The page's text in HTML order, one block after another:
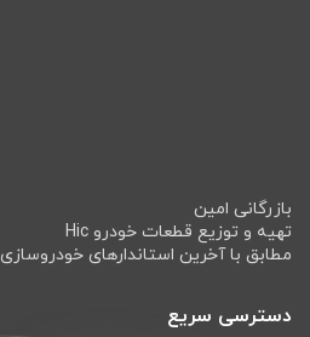
بازرگانی امین
تهیه و توزیع قطعات خودرو Hic
مطابق با آخرین استاندارهای خودروسازی
دسترسی سریع